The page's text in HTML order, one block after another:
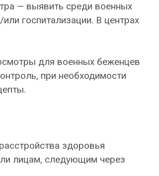
— выявить среди военных
госпитализации. В центрах
для военных беженцев
при необходимости
здоровья
лицам, следующим через